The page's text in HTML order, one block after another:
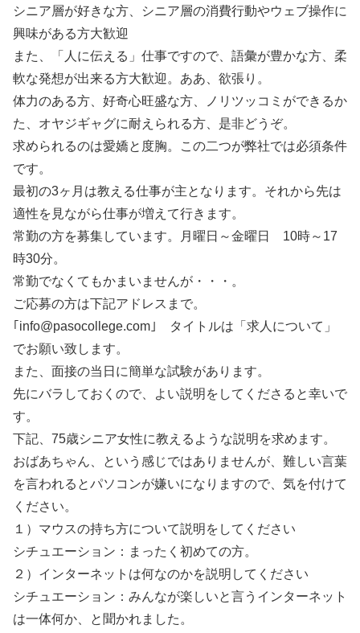
シニア層が好きな方、シニア層の消費行動やウェブ操作に
興味がある方大歓迎
また、「人に伝える」仕事ですので、語彙が豊かな方、柔
軟な発想が出来る方大歓迎。ああ、欲張り。
体力のある方、好奇心旺盛な方、ノリツッコミができるか
た、オヤジギャグに耐えられる方、是非どうぞ。
求められるのは愛嬌と度胸。この二つが弊社では必須条件
です。
最初の3ヶ月は教える仕事が主となります。それから先は
適性を見ながら仕事が増えて行きます。
常勤の方を募集しています。月曜日～金曜日 10時～17
時30分。
常勤でなくてもかまいませんが・・・。
ご応募の方は下記アドレスまで。
｢info@pasocollege.com｣ タイトルは「求人について」
でお願い致します。
また、面接の当日に簡単な試験があります。
先にバラしておくので、よい説明をしてくださると幸いで
す。
下記、75歳シニア女性に教えるような説明を求めます。
おばあちゃん、という感じではありませんが、難しい言葉
を言われるとパソコンが嫌いになりますので、気を付けて
ください。
１）マウスの持ち方について説明をしてください
シチュエーション：まったく初めての方。
２）インターネットは何なのかを説明してください
シチュエーション：みんなが楽しいと言うインターネット
は一体何か、と聞かれました。